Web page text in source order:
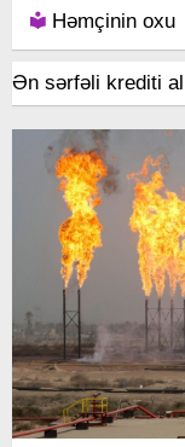
Həmçinin oxu
Ən sərfəli krediti